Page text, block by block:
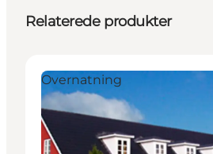
Relaterede produkter
Overnatning